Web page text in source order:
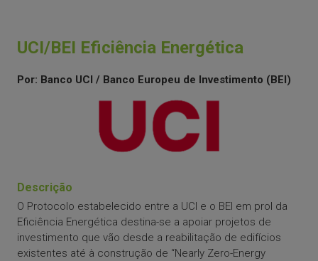
UCI/BEI Eficiência Energética
Por: Banco UCI / Banco Europeu de Investimento (BEI)
Descrição
O Protocolo estabelecido entre a UCI e o BEI em prol da
Eficiência Energética destina-se a apoiar projetos de
investimento que vão desde a reabilitação de edifícios
existentes até à construção de “Nearly Zero-Energy